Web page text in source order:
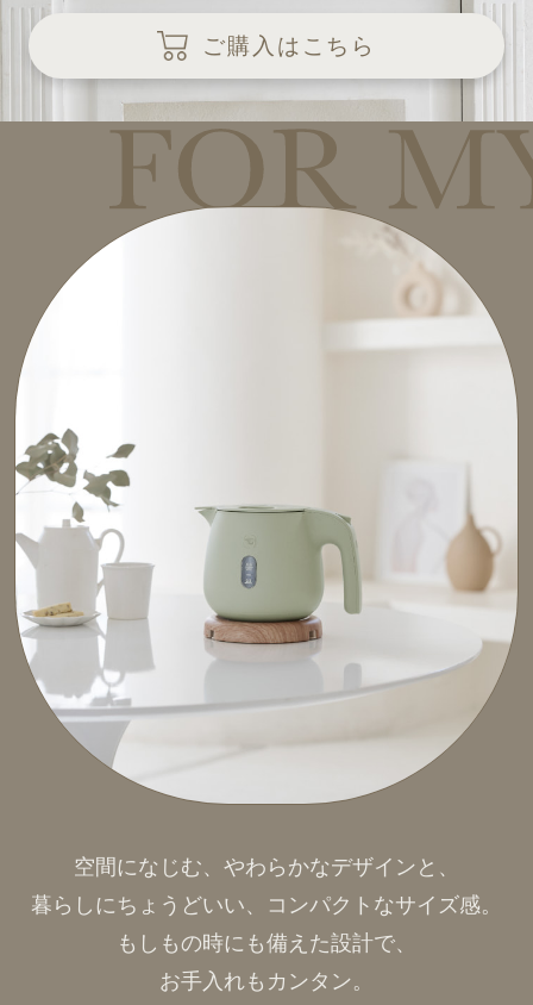
ご購入はこちら
空間になじむ、やわらかなデザインと、
暮らしにちょうどいい、コンパクトなサイズ感。
もしもの時にも備えた設計で、
お手入れもカンタン。